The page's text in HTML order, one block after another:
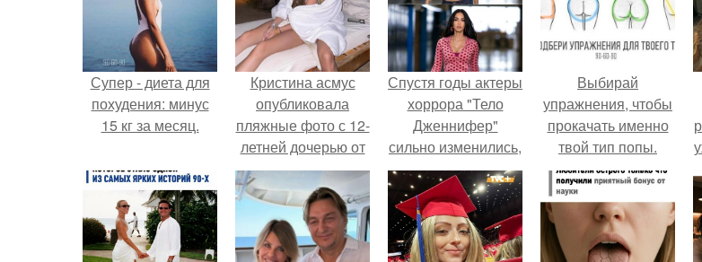
Супер - диета для
похудения: минус
15 кг за месяц.
Кристина асмус
опубликовала
пляжные фото с 12-
летней дочерью от
Гарика Харламова.
Спустя годы актеры
хоррора "Тело
Дженнифер"
сильно изменились,
пройдя путь от
подростковых
кумиров до
мировых звезд.
Выбирай
упражнения, чтобы
прокачать именно
твой тип попы.